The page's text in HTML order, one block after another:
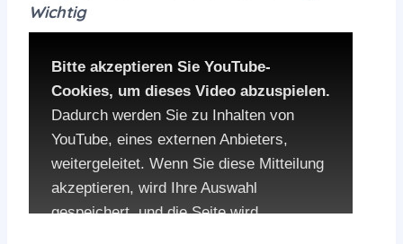
Wichtig
Bitte akzeptieren Sie YouTube-
Cookies, um dieses Video abzuspielen.
Dadurch werden Sie zu Inhalten von
YouTube, eines externen Anbieters,
weitergeleitet. Wenn Sie diese Mitteilung
akzeptieren, wird Ihre Auswahl
gespeichert, und die Seite wird